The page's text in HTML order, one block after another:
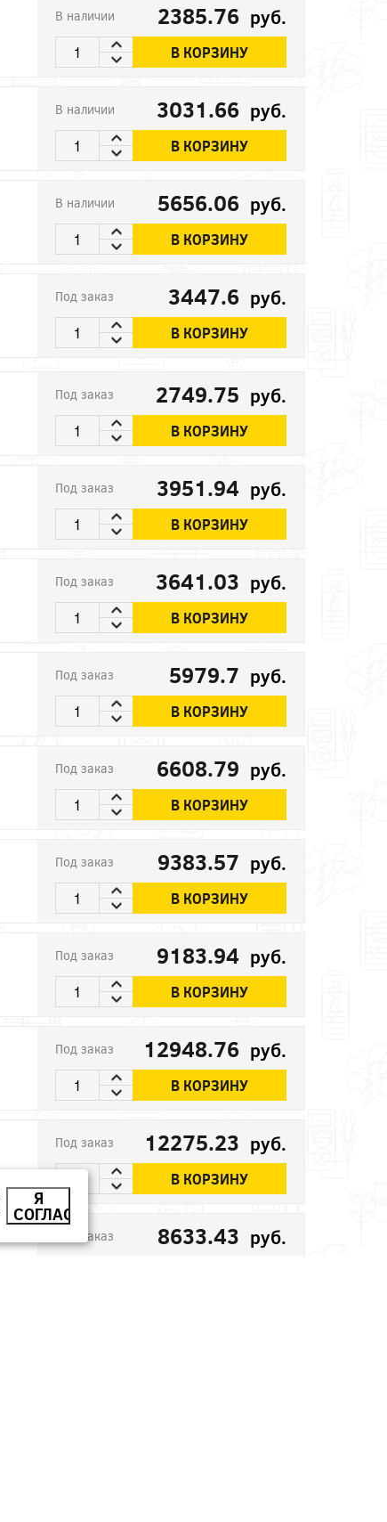
В наличии 2385.76 руб.
В КОРЗИНУ
В наличии 3031.66 руб.
В КОРЗИНУ
В наличии 5656.06 руб.
В КОРЗИНУ
Под заказ 3447.6 руб.
В КОРЗИНУ
Под заказ 2749.75 руб.
В КОРЗИНУ
Под заказ 3951.94 руб.
В КОРЗИНУ
Под заказ 3641.03 руб.
В КОРЗИНУ
Под заказ 5979.7 руб.
В КОРЗИНУ
Под заказ 6608.79 руб.
В КОРЗИНУ
Под заказ 9383.57 руб.
В КОРЗИНУ
Под заказ 9183.94 руб.
В КОРЗИНУ
Под заказ 12948.76 руб.
В КОРЗИНУ
Под заказ 12275.23 руб.
В КОРЗИНУ
Под заказ 8633.43 руб.
Я
СОГЛАСЕН